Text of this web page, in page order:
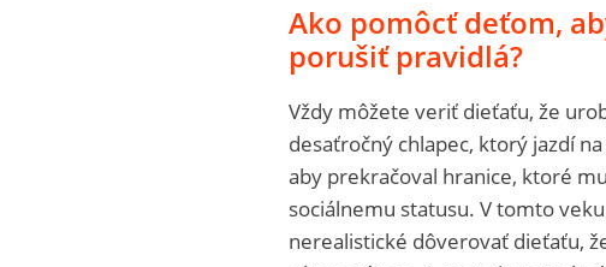
Ako pomôcť deťom,
porušiť pravidlá?
Vždy môžete veriť dieťaťu, že
desaťročný chlapec, ktorý jazdí
aby prekračoval hranice, ktoré
sociálnemu statusu. V tomto
nerealistické dôverovať dieťaťu,